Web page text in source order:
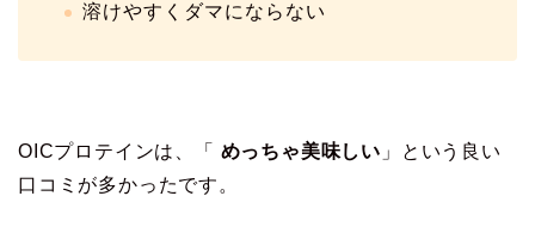
溶けやすくダマにならない
OICプロテインは、「 めっちゃ美味しい 」という良い
口コミが多かったです。